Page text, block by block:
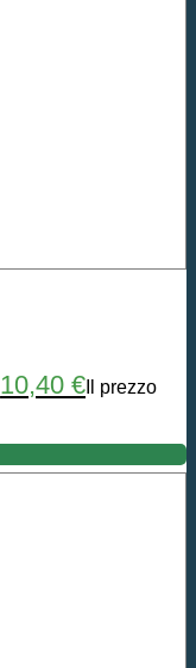
10,40 € Il prezzo